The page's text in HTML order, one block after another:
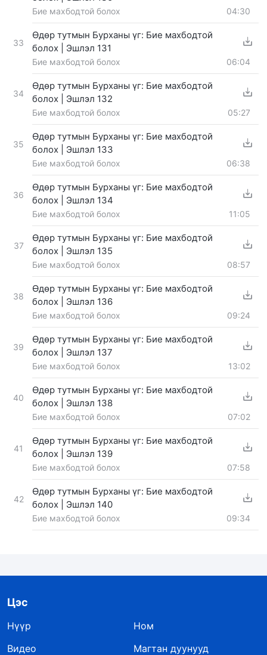
Бие махбодтой болох 04:30
33
Өдөр тутмын Бурханы үг: Бие махбодтой
болох | Эшлэл 131
Бие махбодтой болох 06:04
34
Өдөр тутмын Бурханы үг: Бие махбодтой
болох | Эшлэл 132
Бие махбодтой болох 05:27
35
Өдөр тутмын Бурханы үг: Бие махбодтой
болох | Эшлэл 133
Бие махбодтой болох 06:38
36
Өдөр тутмын Бурханы үг: Бие махбодтой
болох | Эшлэл 134
Бие махбодтой болох 11:05
37
Өдөр тутмын Бурханы үг: Бие махбодтой
болох | Эшлэл 135
Бие махбодтой болох 08:57
38
Өдөр тутмын Бурханы үг: Бие махбодтой
болох | Эшлэл 136
Бие махбодтой болох 09:24
39
Өдөр тутмын Бурханы үг: Бие махбодтой
болох | Эшлэл 137
Бие махбодтой болох 13:02
40
Өдөр тутмын Бурханы үг: Бие махбодтой
болох | Эшлэл 138
Бие махбодтой болох 07:02
41
Өдөр тутмын Бурханы үг: Бие махбодтой
болох | Эшлэл 139
Бие махбодтой болох 07:58
42
Өдөр тутмын Бурханы үг: Бие махбодтой
болох | Эшлэл 140
Бие махбодтой болох 09:34
Цэс
Нүүр
Ном
Видео
Магтан дуунууд